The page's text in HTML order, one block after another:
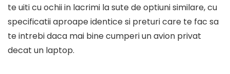
te uiti cu ochii in lacrimi la sute de optiuni similare, cu
specificatii aproape identice si preturi care te fac sa
te intrebi daca mai bine cumperi un avion privat
decat un laptop.